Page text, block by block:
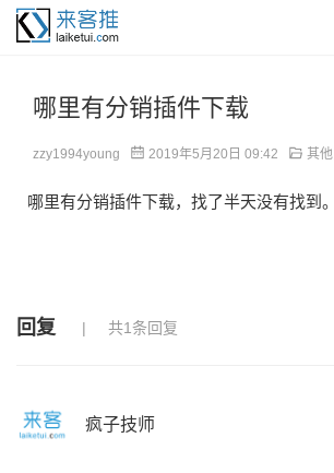
哪里有分销插件下载
zzy1994young 2019年5月20日 09:42 其他
哪里有分销插件下载，找了半天没有找到。
回复 共1条回复
疯子技师